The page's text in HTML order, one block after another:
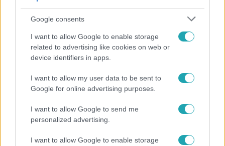
Google consents
I want to allow Google to enable storage
related to advertising like cookies on web or
device identifiers in apps.
I want to allow my user data to be sent to
Google for online advertising purposes.
I want to allow Google to send me
personalized advertising.
I want to allow Google to enable storage
Otthagyta a rádiózást, most óceánjáró hajón
dolgozik Garami Gábor